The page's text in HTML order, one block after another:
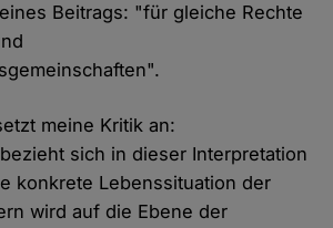
Beitrags: "für gleiche Rechte
meine Kritik an:
sich in dieser Interpretation
konkrete Lebenssituation der
wird auf die Ebene der